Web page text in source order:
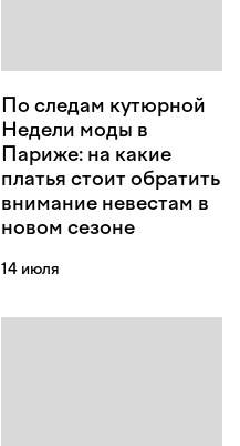
По следам кутюрной
Недели моды в
Париже: на какие
платья стоит обратить
внимание невестам в
новом сезоне
14 июля